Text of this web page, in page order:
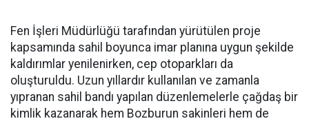
Fen İşleri Müdürlüğü tarafından yürütülen proje
kapsamında sahil boyunca imar planına uygun şekilde
kaldırımlar yenilenirken, cep otoparkları da
oluşturuldu. Uzun yıllardır kullanılan ve zamanla
yıpranan sahil bandı yapılan düzenlemelerle çağdaş bir
kimlik kazanarak hem Bozburun sakinleri hem de